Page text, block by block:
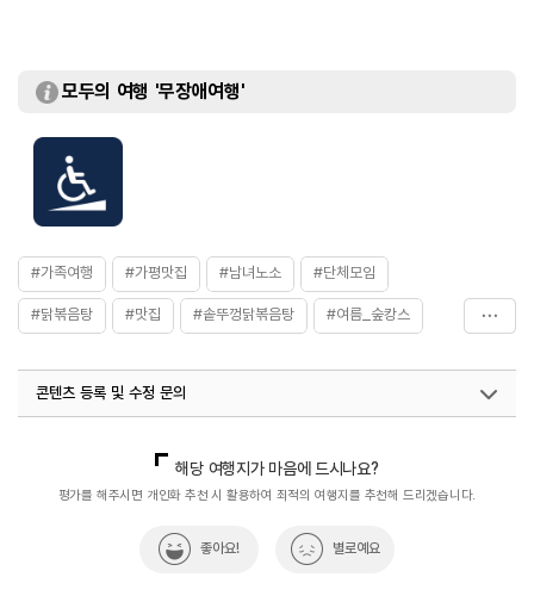
모두의 여행 '무장애여행'
#가족여행 #가평맛집 #남녀노소 #단체모임
#닭볶음탕 #맛집 #솥뚜껑닭볶음탕 #여름_숲캉스
콘텐츠 등록 및 수정 문의
열린관광콘텐츠팀(열린관광-모두의여행)
033-738-3425
해당 여행지가 마음에 드시나요?
평가를 해주시면 개인화 추천 시 활용하여 최적의 여행지를 추천해 드리겠습니다.
좋아요! 별로예요